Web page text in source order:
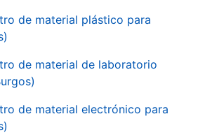
de material plástico para
de material de laboratorio
de material electrónico para